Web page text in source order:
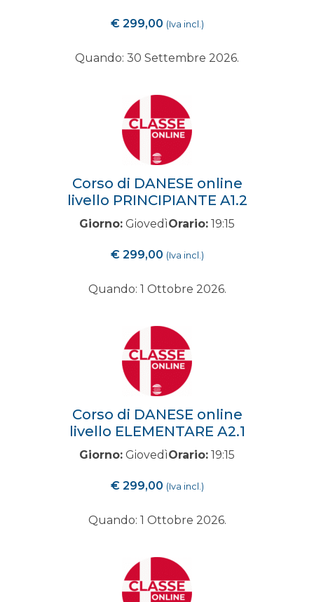
€299,00 (Iva incl.)
Quando: 30 Settembre 2026.
Corso di DANESE online
livello PRINCIPIANTE A1.2
Giorno: GiovedìOrario: 19:15
€299,00 (Iva incl.)
Quando: 1 Ottobre 2026.
Corso di DANESE online
livello ELEMENTARE A2.1
Giorno: GiovedìOrario: 19:15
€299,00 (Iva incl.)
Quando: 1 Ottobre 2026.